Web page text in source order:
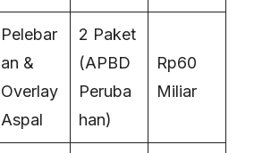
Pelebar
an &
Overlay
Aspal
2 Paket
(APBD
Peruba
han)
Rp60
Miliar